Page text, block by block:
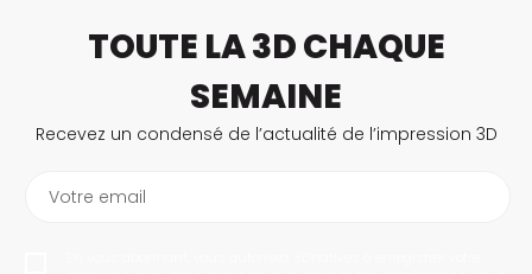
TOUTE LA 3D CHAQUE
SEMAINE
Recevez un condensé de l’actualité de l’impression 3D
Votre email